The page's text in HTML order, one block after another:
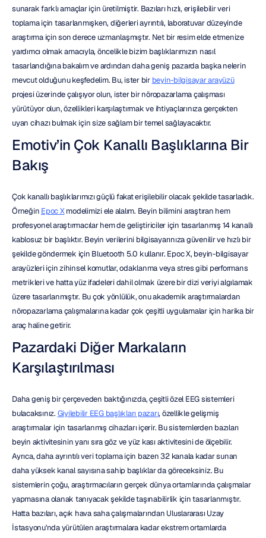
sunarak farklı amaçlar için üretilmiştir. Bazıları hızlı, erişilebilir veri
toplama için tasarlanmışken, diğerleri ayrıntılı, laboratuvar düzeyinde
araştırma için son derece uzmanlaşmıştır. Net bir resim elde etmenize
yardımcı olmak amacıyla, öncelikle bizim başlıklarımızın nasıl
tasarlandığına bakalım ve ardından daha geniş pazarda başka nelerin
mevcut olduğunu keşfedelim. Bu, ister bir beyin-bilgisayar arayüzü
projesi üzerinde çalışıyor olun, ister bir nöropazarlama çalışması
yürütüyor olun, özellikleri karşılaştırmak ve ihtiyaçlarınıza gerçekten
uyan cihazı bulmak için size sağlam bir temel sağlayacaktır.
Emotiv’in Çok Kanallı Başlıklarına Bir
Bakış
Çok kanallı başlıklarımızı güçlü fakat erişilebilir olacak şekilde tasarladık.
Örneğin Epoc X modelimizi ele alalım. Beyin bilimini araştıran hem
profesyonel araştırmacılar hem de geliştiriciler için tasarlanmış 14 kanallı
kablosuz bir başlıktır. Beyin verilerini bilgisayarınıza güvenilir ve hızlı bir
şekilde göndermek için Bluetooth 5.0 kullanır. Epoc X, beyin-bilgisayar
arayüzleri için zihinsel komutlar, odaklanma veya stres gibi performans
metrikleri ve hatta yüz ifadeleri dahil olmak üzere bir dizi veriyi algılamak
üzere tasarlanmıştır. Bu çok yönlülük, onu akademik araştırmalardan
nöropazarlama çalışmalarına kadar çok çeşitli uygulamalar için harika bir
araç haline getirir.
Pazardaki Diğer Markaların
Karşılaştırılması
Daha geniş bir çerçeveden baktığınızda, çeşitli özel EEG sistemleri
bulacaksınız. Giyilebilir EEG başlıkları pazarı, özellikle gelişmiş
araştırmalar için tasarlanmış cihazları içerir. Bu sistemlerden bazıları
beyin aktivitesinin yanı sıra göz ve yüz kası aktivitesini de ölçebilir.
Ayrıca, daha ayrıntılı veri toplama için bazen 32 kanala kadar sunan
daha yüksek kanal sayısına sahip başlıklar da göreceksiniz. Bu
sistemlerin çoğu, araştırmacıların gerçek dünya ortamlarında çalışmalar
yapmasına olanak tanıyacak şekilde taşınabilirlik için tasarlanmıştır.
Hatta bazıları, açık hava saha çalışmalarından Uluslararası Uzay
İstasyonu'nda yürütülen araştırmalara kadar ekstrem ortamlarda